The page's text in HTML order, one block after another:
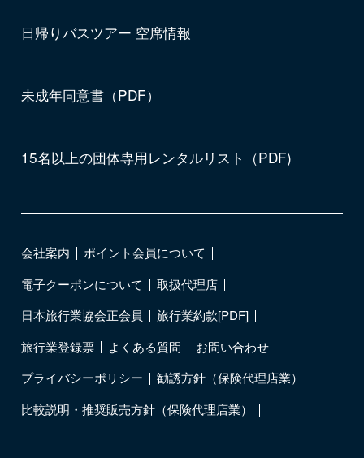
日帰りバスツアー 空席情報
未成年同意書（PDF）
15名以上の団体専用レンタルリスト（PDF)
会社案内
ポイント会員について
電子クーポンについて
取扱代理店
日本旅行業協会正会員
旅行業約款[PDF]
旅行業登録票
よくある質問
お問い合わせ
プライバシーポリシー
勧誘方針（保険代理店業）
比較説明・推奨販売方針（保険代理店業）